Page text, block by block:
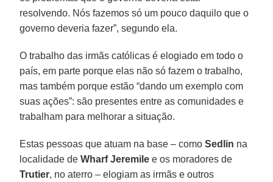
resolvendo. Nós fazemos só um pouco daquilo que o
governo deveria fazer”, segundo ela.
O trabalho das irmãs católicas é elogiado em todo o
país, em parte porque elas não só fazem o trabalho,
mas também porque estão “dando um exemplo com
suas ações”: são presentes entre as comunidades e
trabalham para melhorar a situação.
Estas pessoas que atuam na base – comoSedlin na
localidade deWharf Jeremile e os moradores de
Trutier, no aterro – elogiam as irmãs e outros